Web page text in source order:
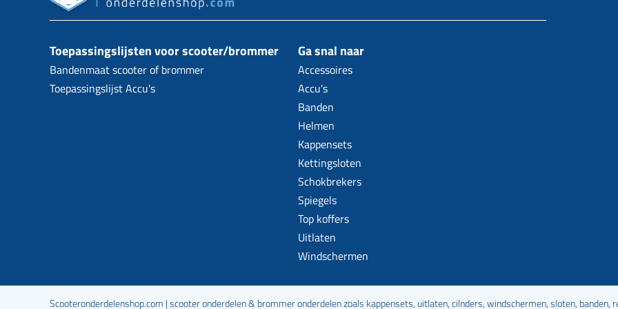
Toepassingslijsten voor scooter/brommer
Bandenmaat scooter of brommer
Toepassingslijst Accu's
Ga snal naar
Accessoires
Accu's
Banden
Helmen
Kappensets
Kettingsloten
Schokbrekers
Spiegels
Top koffers
Uitlaten
Windschermen
Scooteronderdelenshop.com | scooter onderdelen & brommer onderdelen zoals kappensets, uitlaten, cilnders, windschermen, sloten, banden,